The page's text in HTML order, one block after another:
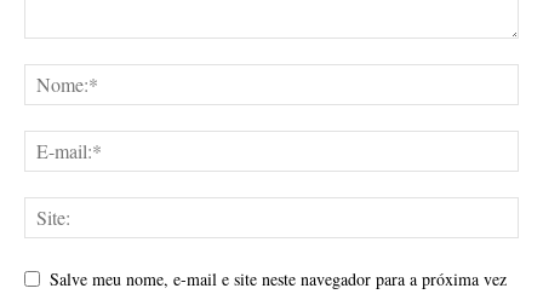
Salve meu nome, e-mail e site neste navegador para a próxima vez